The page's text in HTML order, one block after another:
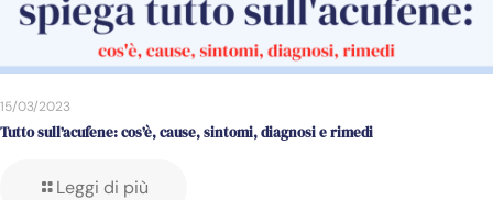
15/03/2023
Tutto sull’acufene: cos’è, cause, sintomi, diagnosi e rimedi
Leggi di più